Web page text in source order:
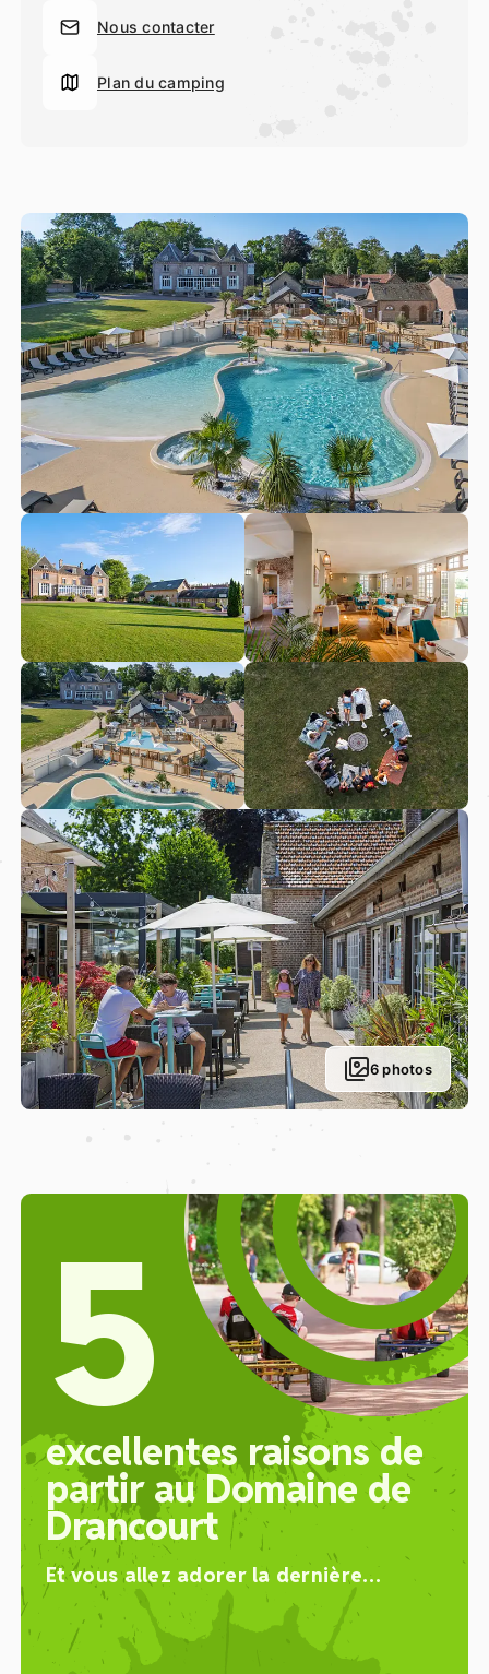
Nous contacter
Plan du camping
6 photos
5
excellentesraisons de
partir au Domaine de
Drancourt
Et vous allez adorer la dernière…